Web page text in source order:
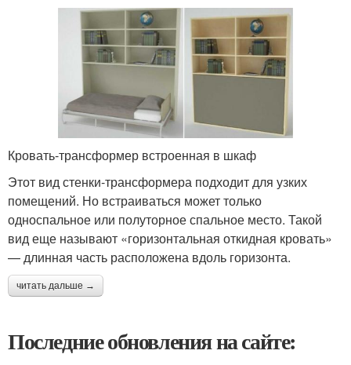
Кровать-трансформер встроенная в шкаф
Этот вид стенки-трансформера подходит для узких
помещений. Но встраиваться может только
односпальное или полуторное спальное место. Такой
вид еще называют «горизонтальная откидная кровать»
— длинная часть расположена вдоль горизонта.
читать дальше →
Последние обновления на сайте: